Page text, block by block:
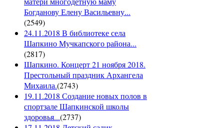
Богданову Елену Васильевну...
(2549)
24.11.2018 В библиотеке села
Шапкино Мучкапского района...
(2817)
Шапкино. Концерт 21 ноября 2018.
Престольный праздник Архангела
Михаила.(2743)
19.11.2018 Создание новых полов в
спортзале Шапкинской школы
здоровья...(2737)